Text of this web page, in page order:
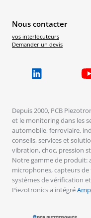
Nous contacter
vos interlocuteurs
Demander un devis
Depuis 2000, PCB
et le monitoring dans les
automobile, ferroviaire,
conseils, services et
vibration, choc, pression
Notre gamme de produit:
microphones, capteurs
systèmes de vérification
Piezotronics a intégré